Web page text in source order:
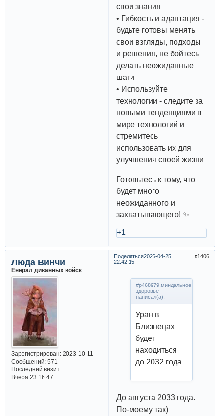
свои знания
• Гибкость и адаптация -
будьте готовы менять
свои взгляды, подходы
и решения, не бойтесь
делать неожиданные
шаги
• Используйте
технологии - следите за
новыми тенденциями в
мире технологий и
стремитесь
использовать их для
улучшения своей жизни
Готовьтесь к тому, что
будет много
неожиданного и
захватывающего! ✨
+1
Поделиться 1406
2026-04-25
22:42:15
Люда Винчи
Енерал диванных войск
Зарегистрирован: 2023-10-11
Сообщений:571
Последний визит:
Вчера 23:16:47
#p468979,миндальное
здоровье
написал(а):
Уран в
Близнецах
будет
находиться
до 2032 года,
До августа 2033 года.
По-моему так)